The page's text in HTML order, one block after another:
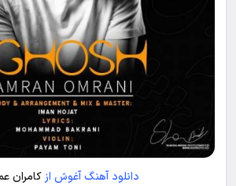
دانلود آهنگ آغوش از کامران